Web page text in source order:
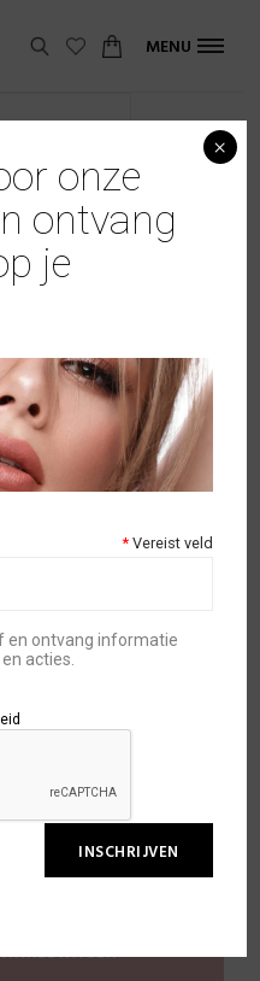
MENU
opzetstuk /
€10,95
op voorraad
onze
ontvang
je
*Vereist veld
en ontvang informatie
acties.
×